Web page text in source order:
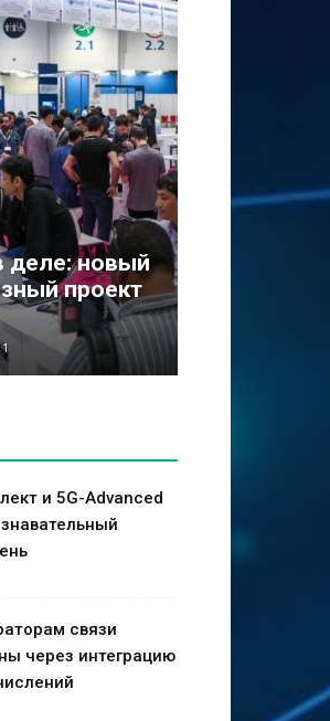
деле: новый
проект
и 5G-Advanced
связи
через интеграцию